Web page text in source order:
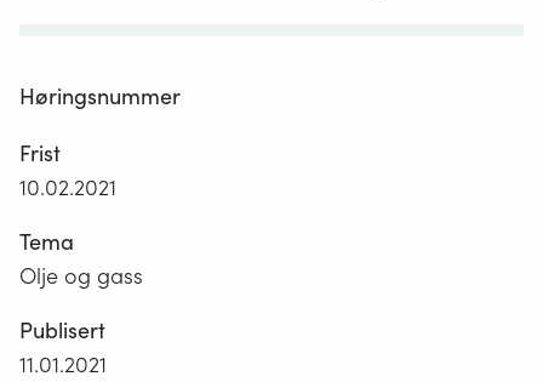
Høringsnummer
Frist
10.02.2021
Tema
Olje og gass
Publisert
11.01.2021